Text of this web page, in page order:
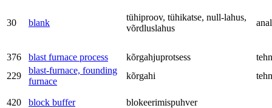
30 blank
tühiproov, tühikatse, null-lahus,
võrdluslahus
376 blast furnace process kõrgahjuprotsess
229
blast-furnace, founding
furnace
kõrgahi
420 block buffer blokeerimispuhver